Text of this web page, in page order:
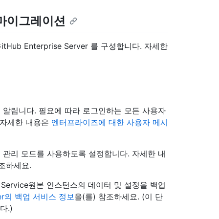
이그레이션
Enterprise Server 를 구성합니다. 자세한
립니다. 필요에 따라 로그인하는 모든 사용자
세한 내용은 엔터프라이즈에 대한 사용자 메시
리 모드를 사용하도록 설정합니다. 자세한 내
하세요.
원본 인스턴스의 데이터 및 설정을 백업
백업 서비스 정보을(를) 참조하세요. (이 단
.)